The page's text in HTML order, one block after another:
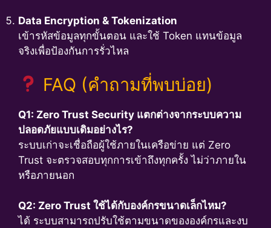
Data Encryption & Tokenization
เข้ารหัสข้อมูลทุกขั้นตอน และใช้ Token แทนข้อมูล
จริงเพื่อป้องกันการรั่วไหล
FAQ (คำถามที่พบบ่อย)
Q1: Zero Trust Security แตกต่างจากระบบความ
ปลอดภัยแบบเดิมอย่างไร?
ระบบเก่าจะเชื่อถือผู้ใช้ภายในเครือข่าย แต่ Zero
Trust จะตรวจสอบทุกการเข้าถึงทุกครั้ง ไม่ว่าภายใน
หรือภายนอก
Q2: Zero Trust ใช้ได้กับองค์กรขนาดเล็กไหม?
ได้ ระบบสามารถปรับใช้ตามขนาดขององค์กรและงบ